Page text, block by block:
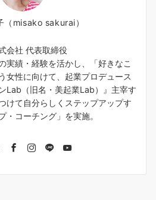
（misako sakurai）
会社 代表取締役
実績・経験を活かし、「好きなこ
女性に向けて、起業プロデュース
Lab（旧名・美起業Lab）』主宰す
けて自分らしくステップアップす
・コーチング」を実施。